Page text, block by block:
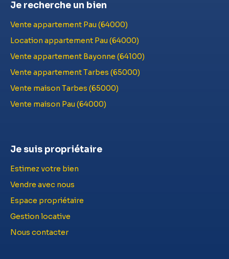
Je recherche un bien
Vente appartement Pau (64000)
Location appartement Pau (64000)
Vente appartement Bayonne (64100)
Vente appartement Tarbes (65000)
Vente maison Tarbes (65000)
Vente maison Pau (64000)
Je suis propriétaire
Estimez votre bien
Vendre avec nous
Espace propriétaire
Gestion locative
Nous contacter